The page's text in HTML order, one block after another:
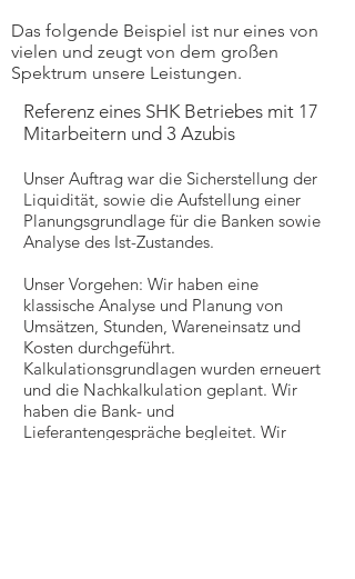
Das folgende Beispiel ist nur eines von
vielen und zeugt von dem großen
Spektrum unsere Leistungen.
Referenz eines SHK Betriebes mit 17
Mitarbeitern und 3 Azubis
Unser Auftrag war die Sicherstellung der
Liquidität, sowie die Aufstellung einer
Planungsgrundlage für die Banken sowie
Analyse des Ist-Zustandes.
Unser Vorgehen: Wir haben eine
klassische Analyse und Planung von
Umsätzen, Stunden, Wareneinsatz und
Kosten durchgeführt.
Kalkulationsgrundlagen wurden erneuert
und die Nachkalkulation geplant. Wir
haben die Bank- und
Lieferantengespräche begleitet. Wir